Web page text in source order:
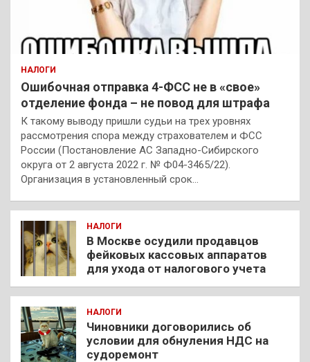
НАЛОГИ
Ошибочная отправка 4-ФСС не в «свое»
отделение фонда – не повод для штрафа
К такому выводу пришли судьи на трех уровнях
рассмотрения спора между страхователем и ФСС
России (Постановление АС Западно-Сибирского
округа от 2 августа 2022 г. № Ф04-3465/22).
Организация в установленный срок…
НАЛОГИ
В Москве осудили продавцов
фейковых кассовых аппаратов
для ухода от налогового учета
НАЛОГИ
Чиновники договорились об
условии для обнуления НДС на
судоремонт